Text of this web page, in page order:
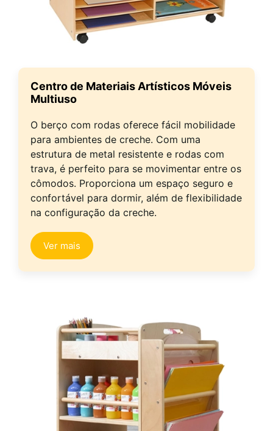
Centro de Materiais Artísticos Móveis
Multiuso
O berço com rodas oferece fácil mobilidade
para ambientes de creche. Com uma
estrutura de metal resistente e rodas com
trava, é perfeito para se movimentar entre os
cômodos. Proporciona um espaço seguro e
confortável para dormir, além de flexibilidade
na configuração da creche.
Ver mais